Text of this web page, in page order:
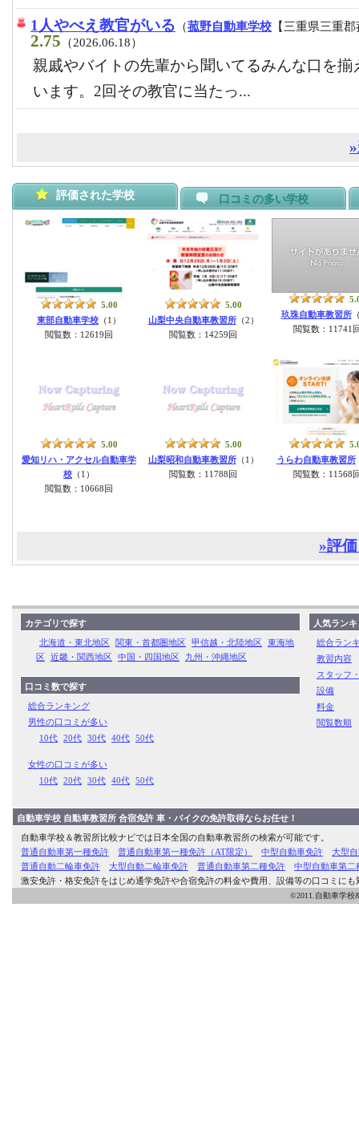
1人やべえ教官がいる （菰野自動車学校 【三重県三重
2.75 （2026.06.18）
親戚やバイトの先輩から聞いてるみんな口を
います。2回その教官に当たっ...
評価された学校 口コミの多い学校
5.00
東部自動車学校 （1）
閲覧数：12619回
5.00
山梨中央自動車教習所（2）
閲覧数：14259回
玖珠自動車教習所
閲覧数：11741
5.00
愛知リハ・アクセル自動車学
校 （1）
閲覧数：10668回
5.00
山梨昭和自動車教習所（1）
閲覧数：11788回
うらわ自動車教習所
閲覧数：11568
»評
カテゴリで探す
北海道・東北地区 関東・首都圏地区 甲信越・北陸地区 東海地
区 近畿・関西地区 中国・四国地区 九州・沖縄地区
口コミ数で探す
総合ランキング
男性の口コミが多い
10代 20代 30代 40代 50代
女性の口コミが多い
10代 20代 30代 40代 50代
人気ラン
総合ラン
教習内容
スタッフ
設備
料金
閲覧数順
自動車学校 自動車教習所 合宿免許 車・バイクの免許取得ならお任せ！
自動車学校＆教習所比較ナビでは日本全国の自動車教習所の検索が可能です。
普通自動車第一種免許
普通自動車第一種免許（AT限定） 中型自動車免許
大型
普通自動二輪車免許
大型自動二輪車免許 普通自動車第二種免許
中型自動車第二
激安免許・格安免許をはじめ通学免許や合宿免許の料金や費用、設備等の口コミに
©2011.自動車学校